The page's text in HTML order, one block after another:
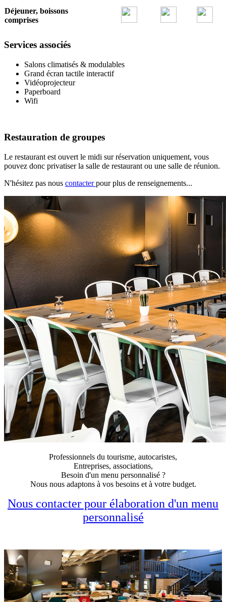
Déjeuner, boissons
comprises
Services associés
Salons climatisés & modulables
Grand écran tactile interactif
Vidéoprojecteur
Paperboard
Wifi
Restauration de groupes
Le restaurant est ouvert le midi sur réservation uniquement, vous
pouvez donc privatiser la salle de restaurant ou une salle de réunion.
N'hésitez pas nous contacterpour plus de renseignements...
Professionnels du tourisme, autocaristes,
Entreprises, associations,
Besoin d'un menu personnalisé ?
Nous nous adaptons à vos besoins et à votre budget.
Nous contacter pour élaboration d'un menu
personnalisé